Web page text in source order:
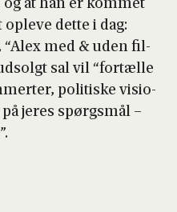
det­te i dag:
“Alex med & uden fil­
sal vil “for­tæl­le
poli­ti­ske visio­
jeres spørgs­mål –